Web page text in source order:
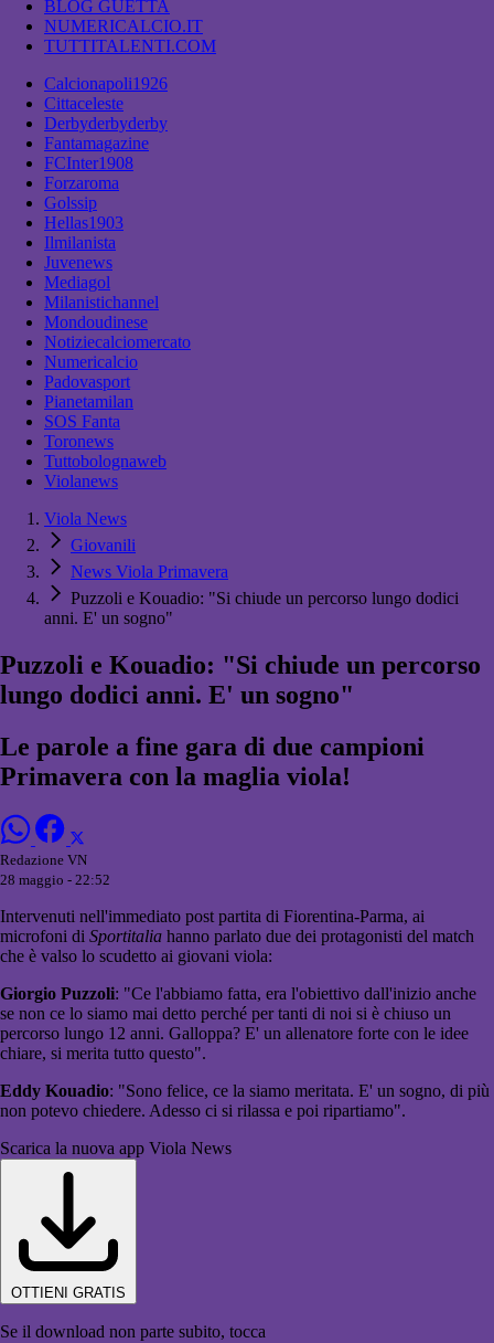
BLOG GUETTA
NUMERICALCIO.IT
TUTTITALENTI.COM
Calcionapoli1926
Cittaceleste
Derbyderbyderby
Fantamagazine
FCInter1908
Forzaroma
Golssip
Hellas1903
Ilmilanista
Juvenews
Mediagol
Milanistichannel
Mondoudinese
Notiziecalciomercato
Numericalcio
Padovasport
Pianetamilan
SOS Fanta
Toronews
Tuttobolognaweb
Violanews
Viola News
Giovanili
News Viola Primavera
Puzzoli e Kouadio: "Si chiude un percorso lungo dodici
anni. E' un sogno"
Puzzoli e Kouadio: "Si chiude un percorso
lungo dodici anni. E' un sogno"
Le parole a fine gara di due campioni
Primavera con la maglia viola!
Redazione VN
28 maggio - 22:52
Intervenuti nell'immediato post partita di Fiorentina-Parma, ai
microfoni di Sportitalia hanno parlato due dei protagonisti del match
che è valso lo scudetto ai giovani viola:
Giorgio Puzzoli: "Ce l'abbiamo fatta, era l'obiettivo dall'inizio anche
se non ce lo siamo mai detto perché per tanti di noi si è chiuso un
percorso lungo 12 anni. Galloppa? E' un allenatore forte con le idee
chiare, si merita tutto questo".
Eddy Kouadio: "Sono felice, ce la siamo meritata. E' un sogno, di più
non potevo chiedere. Adesso ci si rilassa e poi ripartiamo".
Scarica la nuova app Viola News
OTTIENI GRATIS
Se il download non parte subito, tocca